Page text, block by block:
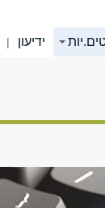
ידיעון |